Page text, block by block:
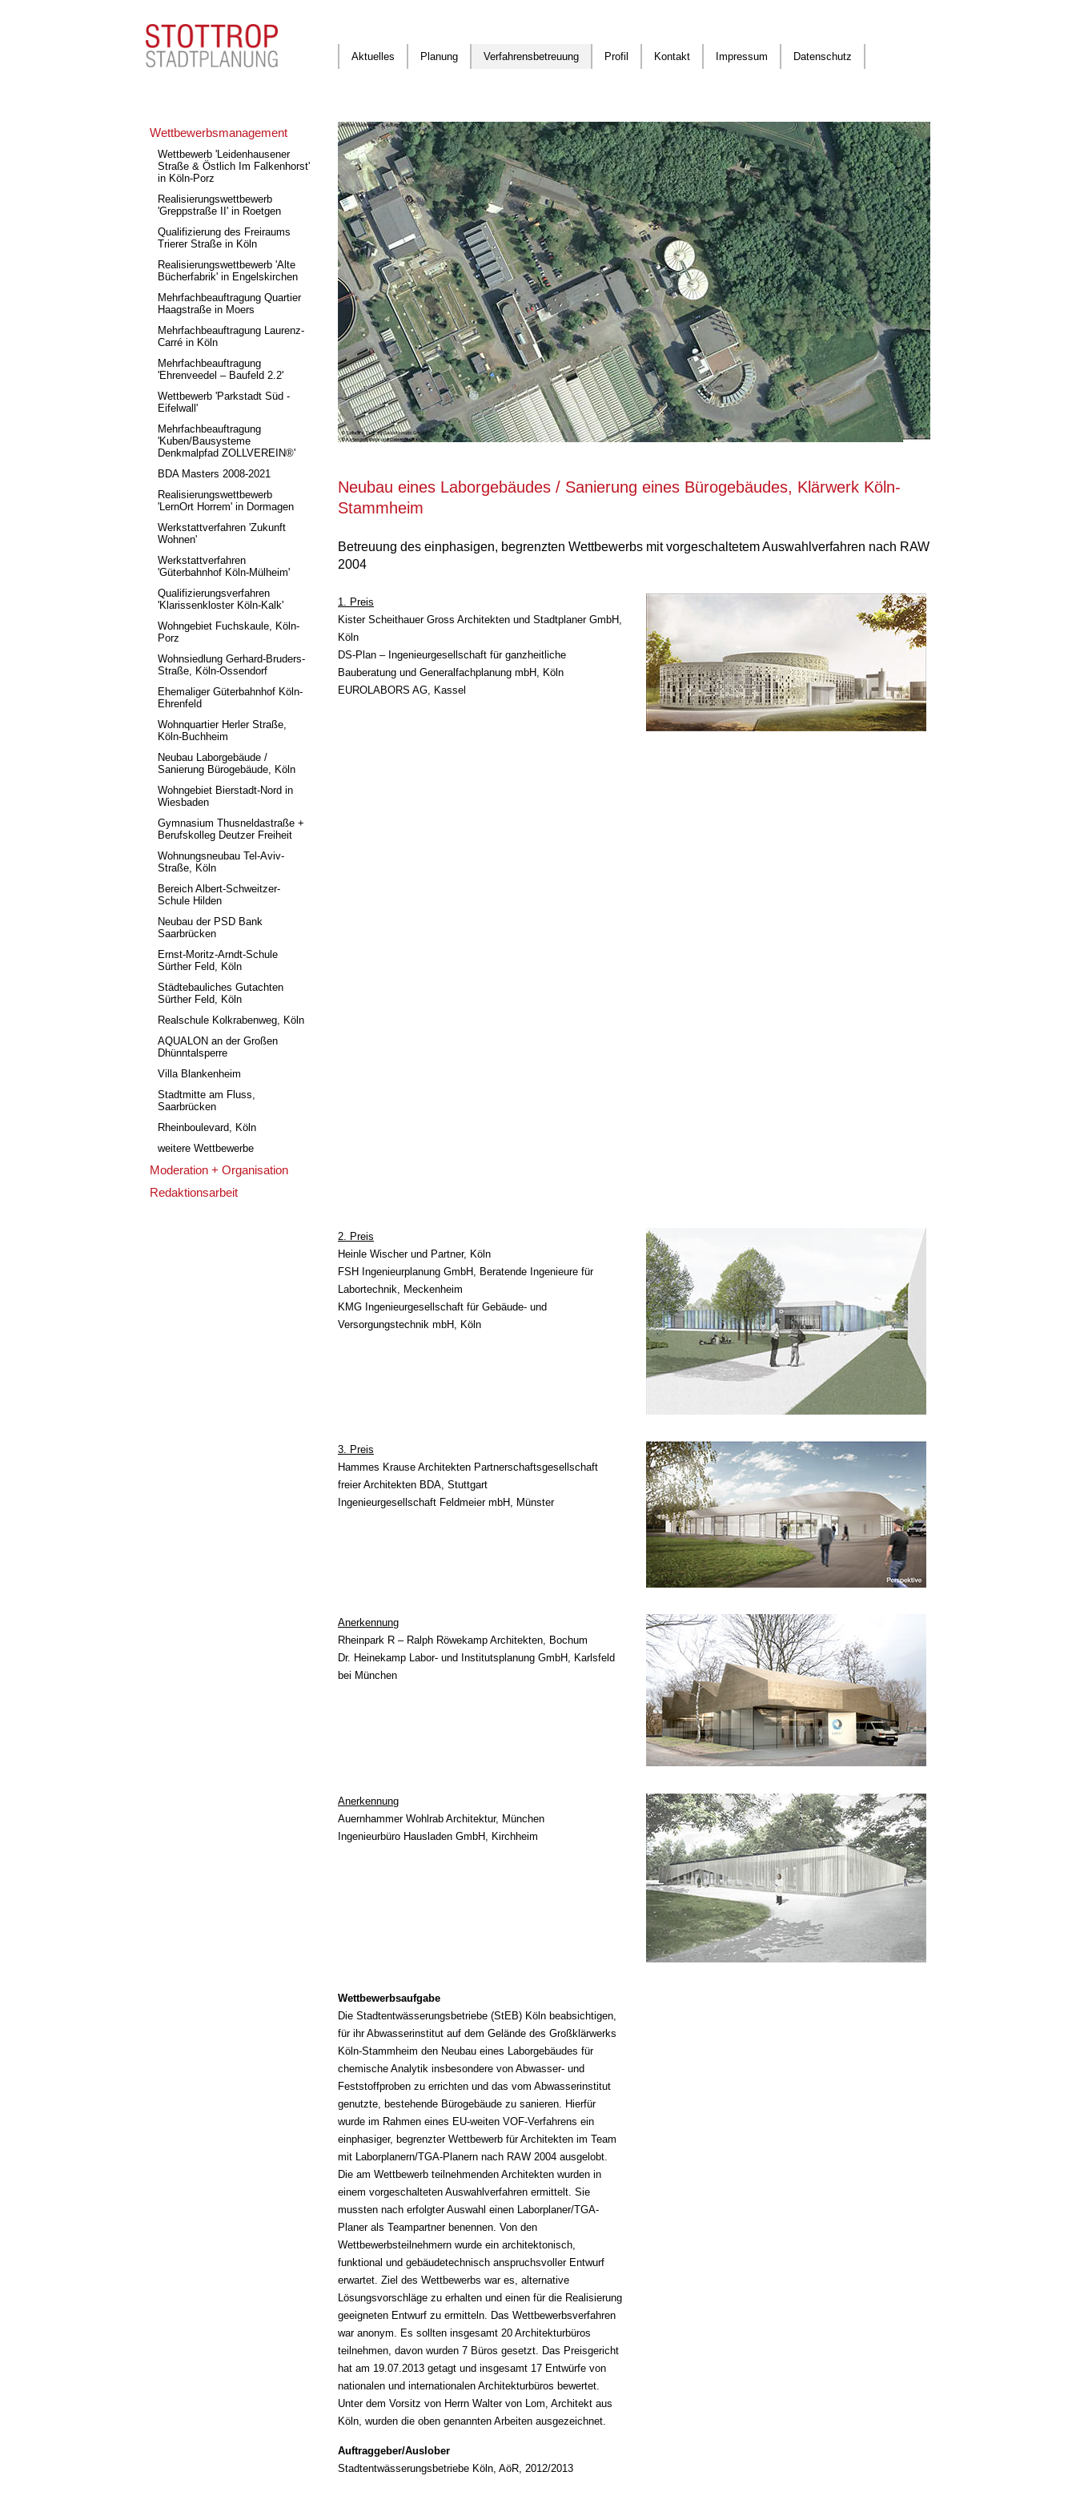
Aktuelles Planung Verfahrensbetreuung Profil Kontakt Impressum Datenschutz
Wettbewerbsmanagement
Wettbewerb 'Leidenhausener
Straße & Östlich Im Falkenhorst'
in Köln-Porz
Realisierungswettbewerb
'Greppstraße II' in Roetgen
Qualifizierung des Freiraums
Trierer Straße in Köln
Realisierungswettbewerb 'Alte
Bücherfabrik' in Engelskirchen
Mehrfachbeauftragung Quartier
Haagstraße in Moers
Mehrfachbeauftragung Laurenz-
Carré in Köln
Mehrfachbeauftragung
'Ehrenveedel – Baufeld 2.2'
Wettbewerb 'Parkstadt Süd -
Eifelwall'
Mehrfachbeauftragung
'Kuben/Bausysteme
Denkmalpfad ZOLLVEREIN®'
BDA Masters 2008-2021
Realisierungswettbewerb
'LernOrt Horrem' in Dormagen
Werkstattverfahren 'Zukunft
Wohnen'
Werkstattverfahren
'Güterbahnhof Köln-Mülheim'
Qualifizierungsverfahren
'Klarissenkloster Köln-Kalk'
Wohngebiet Fuchskaule, Köln-
Porz
Wohnsiedlung Gerhard-Bruders-
Straße, Köln-Ossendorf
Ehemaliger Güterbahnhof Köln-
Ehrenfeld
Wohnquartier Herler Straße,
Köln-Buchheim
Neubau Laborgebäude /
Sanierung Bürogebäude, Köln
Wohngebiet Bierstadt-Nord in
Wiesbaden
Gymnasium Thusneldastraße +
Berufskolleg Deutzer Freiheit
Wohnungsneubau Tel-Aviv-
Straße, Köln
Bereich Albert-Schweitzer-
Schule Hilden
Neubau der PSD Bank
Saarbrücken
Ernst-Moritz-Arndt-Schule
Sürther Feld, Köln
Städtebauliches Gutachten
Sürther Feld, Köln
Realschule Kolkrabenweg, Köln
AQUALON an der Großen
Dhünntalsperre
Villa Blankenheim
Stadtmitte am Fluss,
Saarbrücken
Rheinboulevard, Köln
weitere Wettbewerbe
Moderation + Organisation
Redaktionsarbeit
Neubau eines Laborgebäudes / Sanierung eines Bürogebäudes, Klärwerk Köln-
Stammheim
Betreuung des einphasigen, begrenzten Wettbewerbs mit vorgeschaltetem Auswahlverfahren nach RAW
2004
1. Preis
Kister Scheithauer Gross Architekten und Stadtplaner GmbH,
Köln
DS-Plan – Ingenieurgesellschaft für ganzheitliche
Bauberatung und Generalfachplanung mbH, Köln
EUROLABORS AG, Kassel
2. Preis
Heinle Wischer und Partner, Köln
FSH Ingenieurplanung GmbH, Beratende Ingenieure für
Labortechnik, Meckenheim
KMG Ingenieurgesellschaft für Gebäude- und
Versorgungstechnik mbH, Köln
3. Preis
Hammes Krause Architekten Partnerschaftsgesellschaft
freier Architekten BDA, Stuttgart
Ingenieurgesellschaft Feldmeier mbH, Münster
Anerkennung
Rheinpark R – Ralph Röwekamp Architekten, Bochum
Dr. Heinekamp Labor- und Institutsplanung GmbH, Karlsfeld
bei München
Anerkennung
Auernhammer Wohlrab Architektur, München
Ingenieurbüro Hausladen GmbH, Kirchheim
Wettbewerbsaufgabe
Die Stadtentwässerungsbetriebe (StEB) Köln beabsichtigen,
für ihr Abwasserinstitut auf dem Gelände des Großklärwerks
Köln-Stammheim den Neubau eines Laborgebäudes für
chemische Analytik insbesondere von Abwasser- und
Feststoffproben zu errichten und das vom Abwasserinstitut
genutzte, bestehende Bürogebäude zu sanieren. Hierfür
wurde im Rahmen eines EU-weiten VOF-Verfahrens ein
einphasiger, begrenzter Wettbewerb für Architekten im Team
mit Laborplanern/TGA-Planern nach RAW 2004 ausgelobt.
Die am Wettbewerb teilnehmenden Architekten wurden in
einem vorgeschalteten Auswahlverfahren ermittelt. Sie
mussten nach erfolgter Auswahl einen Laborplaner/TGA-
Planer als Teampartner benennen. Von den
Wettbewerbsteilnehmern wurde ein architektonisch,
funktional und gebäudetechnisch anspruchsvoller Entwurf
erwartet. Ziel des Wettbewerbs war es, alternative
Lösungsvorschläge zu erhalten und einen für die Realisierung
geeigneten Entwurf zu ermitteln. Das Wettbewerbsverfahren
war anonym. Es sollten insgesamt 20 Architekturbüros
teilnehmen, davon wurden 7 Büros gesetzt. Das Preisgericht
hat am 19.07.2013 getagt und insgesamt 17 Entwürfe von
nationalen und internationalen Architekturbüros bewertet.
Unter dem Vorsitz von Herrn Walter von Lom, Architekt aus
Köln, wurden die oben genannten Arbeiten ausgezeichnet.
Auftraggeber/Auslober
Stadtentwässerungsbetriebe Köln, AöR, 2012/2013